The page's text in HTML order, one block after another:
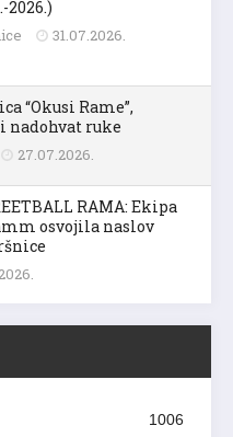
2026.)
31.07.2026.
“Okusi Rame”,
nadohvat ruke
27.07.2026.
RAMA: Ekipa
osvojila naslov
1006